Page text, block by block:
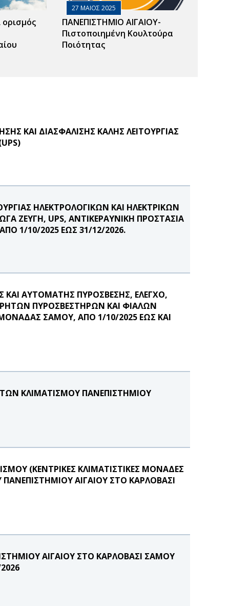
27 ΜΑΙΟΣ 2025
ΠΑΝΕΠΙΣΤΗΜΙΟ ΑΙΓΑΙΟΥ-
Πιστοποιημένη Κουλτούρα
Ποιότητας
ΚΑΙ ΔΙΑΣΦΑΛΙΣΗΣ ΚΑΛΗΣ ΛΕΙΤΟΥΡΓΙΑΣ
ΗΛΕΚΤΡΟΛΟΓΙΚΩΝ ΚΑΙ ΗΛΕΚΤΡΙΚΩΝ
ΖΕΥΓΗ, UPS, ΑΝΤΙΚΕΡΑΥΝΙΚΗ ΠΡΟΣΤΑΣΙΑ
1/10/2025 ΕΩΣ 31/12/2026.
ΑΥΤΟΜΑΤΗΣ ΠΥΡΟΣΒΕΣΗΣ, ΕΛΕΓΧΟ,
ΠΥΡΟΣΒΕΣΤΗΡΩΝ ΚΑΙ ΦΙΑΛΩΝ
ΣΑΜΟΥ, ΑΠΟ 1/10/2025 ΕΩΣ ΚΑΙ
ΚΛΙΜΑΤΙΣΜΟΥ ΠΑΝΕΠΙΣΤΗΜΙΟΥ
(ΚΕΝΤΡΙΚΕΣ ΚΛΙΜΑΤΙΣΤΙΚΕΣ ΜΟΝΑΔΕΣ
ΑΙΓΑΙΟΥ ΣΤΟ ΚΑΡΛΟΒΑΣΙ
ΑΙΓΑΙΟΥ ΣΤΟ ΚΑΡΛΟΒΑΣΙ ΣΑΜΟΥ